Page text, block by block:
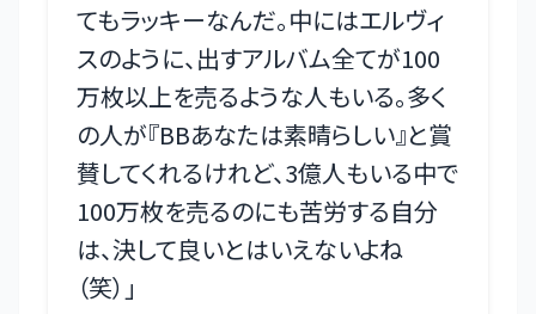
てもラッキーなんだ。中にはエルヴィ
スのように、出すアルバム全てが100
万枚以上を売るような人もいる。多く
の人が『BBあなたは素晴らしい』と賞
賛してくれるけれど、3億人もいる中で
100万枚を売るのにも苦労する自分
は、決して良いとはいえないよね
（笑） 」